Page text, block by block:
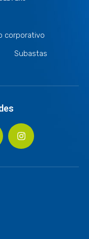
corporativo
Subastas